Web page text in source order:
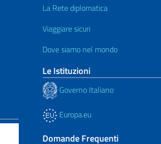
La Rete diplomatica
Viaggiare sicuri
Dove siamo nel mondo
Le Istituzioni
Governo Italiano
Europa.eu
Domande Frequenti